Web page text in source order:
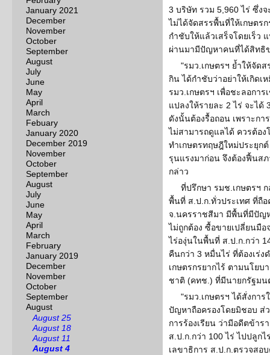
January 2021
December
November
October
September
August
July
June
May
April
March
Febuary
January 2020
December 2019
November
October
September
August
July
June
May
April
March
February
January 2019
December
November
October
September
August
August 25
August 18
August 11
August 4
3 บริษัท รวม 5,960 ไร่ ซึ่ง
ไม่ได้จัดสรรพื้นที่ให้เกษตร
กำชับให้แล้วเสร็จโดยเร็ว
ผ่านมามีปัญหาคนที่ได้สิท
"รมว.เกษตรฯ ย้ำให้จัด
กิน ได้กำชับว่าอย่าให้เกิด
รมว.เกษตรฯ เพื่อชะลอกา
แปลงให้รายละ 2 ไร่ จะไ
ดังนั้นต้องรื้อถอน เพราะก
ไม่สามารถดูแลได้ ควรต้อ
ทำเกษตรทฤษฎีใหม่ประยุก
รุนแรงมาก่อน จึงต้องฟื้นส
กล่าว
ที่ปรึกษา รมช.เกษตรฯ ก
พื้นที่ ส.ป.ก.ทั่วประเทศ ที่ถือ
จ.นครราชสีมา มีพื้นที่มีปัญ
ไม่ถูกต้อง ซื้อขายเปลี่ยนมื
ไร่องุ่นในพื้นที่ ส.ป.ก.กว่า
คืนกว่า 3 หมื่นไร่ ที่ต้องเร่
เกษตรกรยากไร้ ตามนโย
ชาติ (คทช.) ที่มีนายกรัฐมน
"รมว.เกษตรฯ ได้สั่งกา
ปัญหาถือครองโดยมิชอบ ส่
การร้องเรียน ว่ามีอดีตข้า
ส.ป.ก.กว่า 100 ไร่ ไปปลูกไ
เลขาธิการ ส.ป.ก.ตรวจสอ